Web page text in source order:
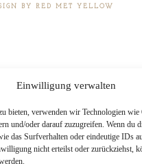
Einwilligung verwalten
bieten, verwenden wir Technologien wie
und/oder darauf zuzugreifen. Wenn du
das Surfverhalten oder eindeutige IDs
nicht erteilst oder zurückziehst,
BY RED MET YELLOW